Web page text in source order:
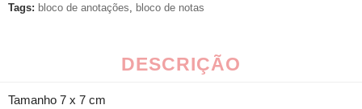
Tags: bloco de anotações bloco de notas
DESCRIÇÃO
Tamanho 7 x 7 cm